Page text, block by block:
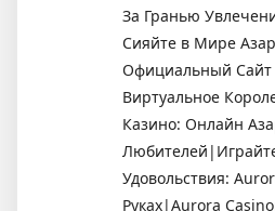
За Гранью
Сияйте в Мире
Официальный Сайт
Виртуальное
Казино: Онлайн
Удовольствия:
Руках|Aurora